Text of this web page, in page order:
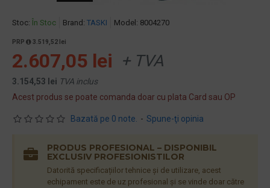
Stoc: În Stoc Brand: TASKI Model: 8004270
Bazată pe 0 note. - Spune-ţi opinia
PRP 3.519,52 lei
2.607,05 lei + TVA
3.154,53 lei TVA inclus
Acest produs se poate comanda doar cu plata Card sau OP
PRODUS PROFESIONAL – DISPONIBIL
EXCLUSIV PROFESIONISTILOR
Datorită specificațiilor tehnice și de utilizare, acest
echipament este de uz profesional și se vinde doar către